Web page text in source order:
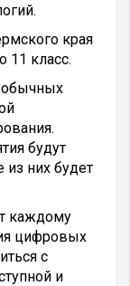
края
11 класс.
будут
из них будет
каждому
цифровых
с
и